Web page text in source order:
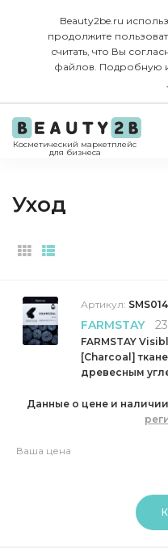
Beauty2be.ru
продолжите
считать, что Вы
файлов. Подробную
Косметический маркетплейс
для бизнеса
Уход
Артикул: SMS014
FARMSTAY
FARMSTAY
[Charcoal]
древесным
Данные о цене и
Ваша цена